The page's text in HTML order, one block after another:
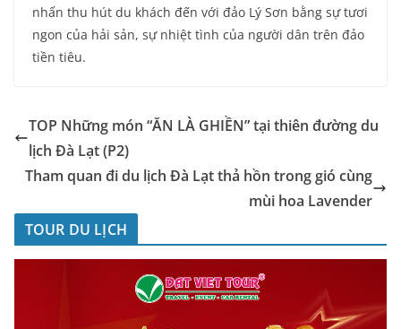
nhấn thu hút du khách đến với đảo Lý Sơn bằng sự tươi
ngon của hải sản, sự nhiệt tình của người dân trên đảo
tiền tiêu.
TOP Những món “ĂN LÀ GHIỀN” tại thiên đường du
lịch Đà Lạt (P2)
Tham quan đi du lịch Đà Lạt thả hồn trong gió cùng
mùi hoa Lavender
TOUR DU LỊCH